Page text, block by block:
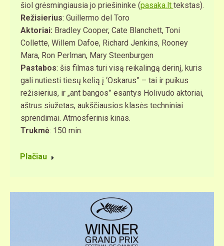
šiol grėsmingiausia jo priešininke (pasaka.lt tekstas).
Režisierius: Guillermo del Toro
Aktoriai: Bradley Cooper, Cate Blanchett, Toni
Collette, Willem Dafoe, Richard Jenkins, Rooney
Mara, Ron Perlman, Mary Steenburgen
Pastabos: šis filmas turi visą reikalingą derinį, kuris
gali nutiesti tiesų kelią į ‘Oskarus” – tai ir puikus
režisierius, ir „ant bangos” esantys Holivudo aktoriai,
aštrus siužetas, aukščiausios klasės techniniai
sprendimai. Atmosferinis kinas.
Trukmė: 150 min.
Plačiau